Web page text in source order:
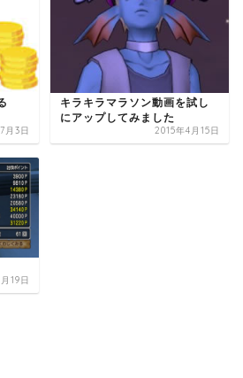
月3日
キラキラマラソン動画を試し
にアップしてみました
2015年4月15日
19日